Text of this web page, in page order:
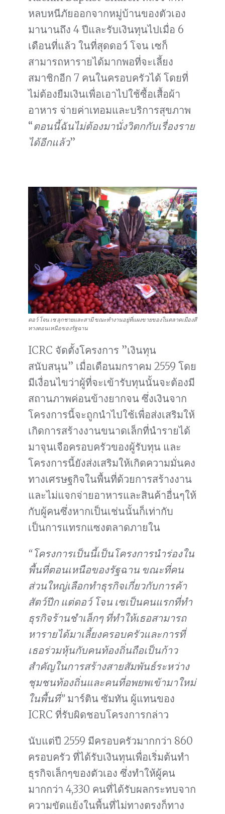
หลบหนีภัยออกจากหมู่บ้านของตัวเอง
มานานถึง 4 ปีและรับเงินทุนไปเมื่อ 6
เดือนที่แล้ว ในที่สุดดอว์ โจน เซก็
สามารถหารายได้มากพอที่จะเลี้ยง
สมาชิกอีก 7 คนในครอบครัวได้ โดยที่
ไม่ต้องยืมเงินเพื่อเอาไปใช้ซื้อเสื้อผ้า
อาหาร จ่ายค่าเทอมและบริการสุขภาพ
“ตอนนี้ฉันไม่ต้องมานั่งวิตกกับเรื่องราย
ได้อีกแล้ว”
ดอว์ โจน เซ ลุกชายและสามี ขณะทำงานอยู่ที่แผงขายของในตลาดเมืองสี
ทางตอนเหนือของรัฐฉาน
ICRC จัดตั้งโครงการ ”เงินทุน
สนับสนุน” เมื่อเดือนมกราคม 2559 โดย
มีเงื่อนไขว่าผู้ที่จะเข้ารับทุนนั้นจะต้องมี
สถานภาพค่อนข้างยากจน ซึ่งเงินจาก
โครงการนี้จะถูกนำไปใช้เพื่อส่งเสริมให้
เกิดการสร้างงานขนาดเล็กที่นำรายได้
มาจุนเจือครอบครัวของผู้รับทุน และ
โครงการนี้ยังส่งเสริมให้เกิดความมั่นคง
ทางเศรษฐกิจในพื้นที่ด้วยการสร้างงาน
และไม่แจกจ่ายอาหารและสินค้าอื่นๆให้
กับผู้คนซึ่งหากเป็นเช่นนั้นก็เท่ากับ
เป็นการแทรกแซงตลาดภายใน
“โครงการเป็นนี้เป็นโครงการนำร่องใน
พื้นที่ตอนเหนือของรัฐฉาน ขณะที่คน
ส่วนใหญ่เลือกทำธุรกิจเกี่ยวกับการค้า
สัตว์ปีก แต่ดอว์ โจน เซเป็นคนแรกที่ทำ
ธุรกิจร้านชำเล็กๆ ที่ทำให้เธอสามารถ
หารายได้มาเลี้ยงครอบครัวและการที่
เธอร่วมหุ้นกับคนท้องถิ่นถือเป็นก้าว
สำคัญในการสร้างสายสัมพันธ์ระหว่าง
ชุมชนท้องถิ่นและคนที่อพยพเข้ามาใหม่
ในพื้นที่”มาร์ติน ซัมทัน ผู้แทนของ
ICRC ที่รับผิดชอบโครงการกล่าว
นับแต่ปี 2559 มีครอบครัวมากกว่า 860
ครอบครัว ที่ได้รับเงินทุนเพื่อเริ่มต้นทำ
ธุรกิจเล็กๆของตัวเอง ซึ่งทำให้ผู้คน
มากกว่า 4,330 คนที่ได้รับผลกระทบจาก
ความขัดแย้งในพื้นที่ไม่ทางตรงก็ทาง